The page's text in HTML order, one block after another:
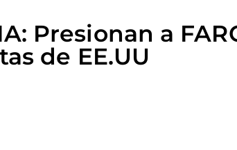
Presionan a
de EE.UU